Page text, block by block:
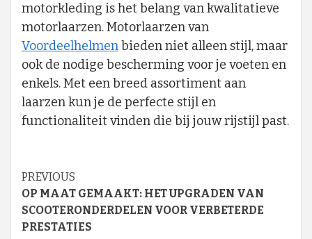
motorkleding is het belang van kwalitatieve
motorlaarzen. Motorlaarzen van
Voordeelhelmenbieden niet alleen stijl, maar
ook de nodige bescherming voor je voeten en
enkels. Met een breed assortiment aan
laarzen kun je de perfecte stijl en
functionaliteit vinden die bij jouw rijstijl past.
Continue
Reading
PREVIOUS
OP MAAT GEMAAKT: HET UPGRADEN VAN
SCOOTERONDERDELEN VOOR VERBETERDE
PRESTATIES